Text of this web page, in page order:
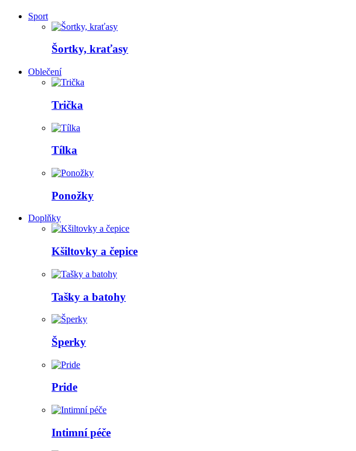
Sport
Šortky, kraťasy
Oblečení
Trička
Tílka
Ponožky
Doplňky
Kšiltovky a čepice
Tašky a batohy
Šperky
Pride
Intimní péče